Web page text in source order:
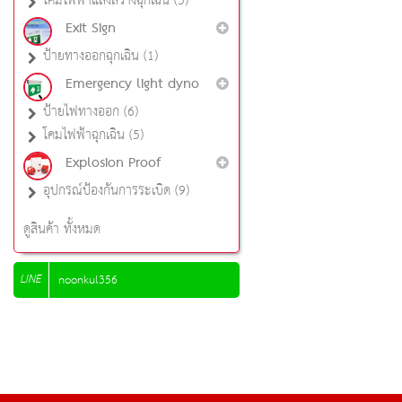
Exit Sign
ป้ายทางออกฉุกเฉิน (1)
Emergency light dyno
ป้ายไฟทางออก (6)
โคมไฟฟ้าฉุกเฉิน (5)
Explosion Proof
อุปกรณ์ป้องกันการระเบิด (9)
ดูสินค้า ทั้งหมด
LINE noonkul356